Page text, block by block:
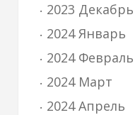
2023 Декабрь
2024 Январь
2024 Февраль
2024 Март
2024 Апрель